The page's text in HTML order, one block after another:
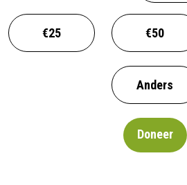
€25 €50
Anders
Doneer